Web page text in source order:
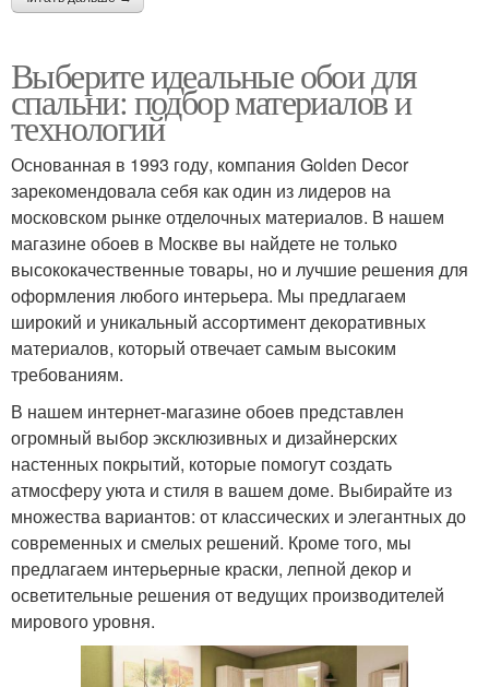
Выберите идеальные обои для
спальни: подбор материалов и
технологий
Основанная в 1993 году, компания Golden Decor
зарекомендовала себя как один из лидеров на
московском рынке отделочных материалов. В нашем
магазине обоев в Москве вы найдете не только
высококачественные товары, но и лучшие решения для
оформления любого интерьера. Мы предлагаем
широкий и уникальный ассортимент декоративных
материалов, который отвечает самым высоким
требованиям.
В нашем интернет-магазине обоев представлен
огромный выбор эксклюзивных и дизайнерских
настенных покрытий, которые помогут создать
атмосферу уюта и стиля в вашем доме. Выбирайте из
множества вариантов: от классических и элегантных до
современных и смелых решений. Кроме того, мы
предлагаем интерьерные краски, лепной декор и
осветительные решения от ведущих производителей
мирового уровня.